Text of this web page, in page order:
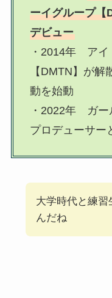
ーイグループ【
デビュー
・2014年 アイ
【DMTN】が
動を始動
・2022年 ガー
プロデューサー
大学時代と練習
んだね